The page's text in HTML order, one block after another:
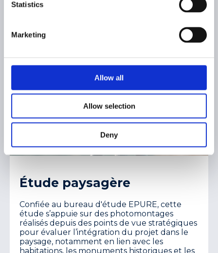
Statistics
Marketing
Allow all
Allow selection
Deny
Étude paysagère
Confiée au bureau d'étude EPURE, cette
étude s’appuie sur des photomontages
réalisés depuis des points de vue stratégiques
pour évaluer l’intégration du projet dans le
paysage, notamment en lien avec les
habitations, les monuments historiques et les